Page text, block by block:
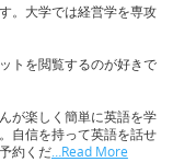
。大学では経営学を専攻
トを閲覧するのが好きで
が楽しく簡単に英語を学
自信を持って英語を話せ
約くだ…Read More